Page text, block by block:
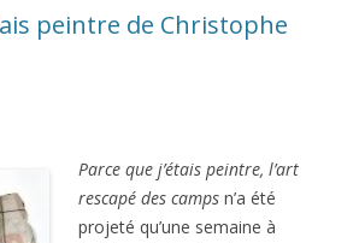
peintre de Christophe
Parce que j’étais peintre, l’art
rescapé des camps n’a été
projeté qu’une semaine à